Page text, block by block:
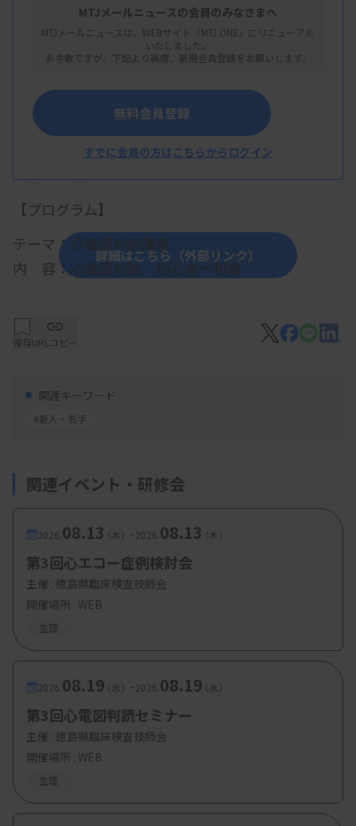
大阪市北区東天満2-1-30
大阪府臨床検査技師会
概 要
【プログラム】
テーマ：心電図判読講座
内 容：心電図判読 初心者～初級
第3回 頻脈性不整脈の考え方
・内容：不応期の復習、心房細動、心房粗動、上室
・参加費：会員 500円、非会員 1000円
・定 員：100名
詳細はこちら（外部リンク）
MTJメールニュースの会員のみなさまへ
MTJメールニュースは、WEBサイト「MTJ ONE」にリニューアル
いたしました。
お手数ですが、下記より再度、新規会員登録をお願いします。
無料会員登録
すでに会員の方はこちらからログイン
保存URLコピー
関連キーワード
#新人・若手
関連イベント・研修会
2026. 08.13（木） -2026. 08.13（木）
第3回心エコー症例検討会
主催 : 徳島県臨床検査技師会
開催場所 : WEB
生理
2026. 08.19（水） -2026. 08.19（水）
第3回心電図判読セミナー
主催 : 徳島県臨床検査技師会
開催場所 : WEB
生理